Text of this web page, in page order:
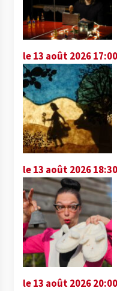
le 13 août 2026 17:00
le 13 août 2026 18:30
le 13 août 2026 20:00